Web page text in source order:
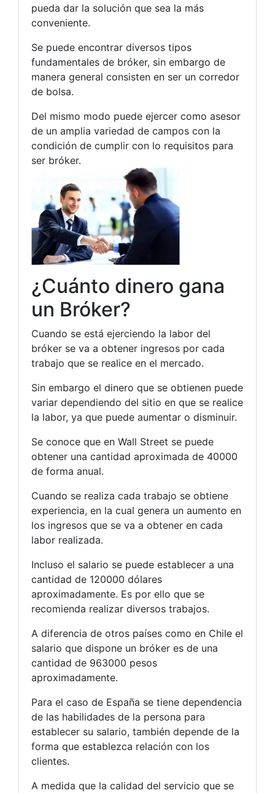
pueda dar la solución que sea la más
conveniente.
Se puede encontrar diversos tipos
fundamentales de bróker, sin embargo de
manera general consisten en ser un corredor
de bolsa.
Del mismo modo puede ejercer como asesor
de un amplia variedad de campos con la
condición de cumplir con lo requisitos para
ser bróker.
¿Cuánto dinero gana
un Bróker?
Cuando se está ejerciendo la labor del
bróker se va a obtener ingresos por cada
trabajo que se realice en el mercado.
Sin embargo el dinero que se obtienen puede
variar dependiendo del sitio en que se realice
la labor, ya que puede aumentar o disminuir.
Se conoce que en Wall Street se puede
obtener una cantidad aproximada de 40000
de forma anual.
Cuando se realiza cada trabajo se obtiene
experiencia, en la cual genera un aumento en
los ingresos que se va a obtener en cada
labor realizada.
Incluso el salario se puede establecer a una
cantidad de 120000 dólares
aproximadamente. Es por ello que se
recomienda realizar diversos trabajos.
A diferencia de otros países como en Chile el
salario que dispone un bróker es de una
cantidad de 963000 pesos
aproximadamente.
Para el caso de España se tiene dependencia
de las habilidades de la persona para
establecer su salario, también depende de la
forma que establezca relación con los
clientes.
A medida que la calidad del servicio que se